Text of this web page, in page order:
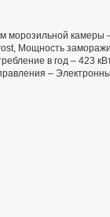
камеры
Мощность
в год – 423
–